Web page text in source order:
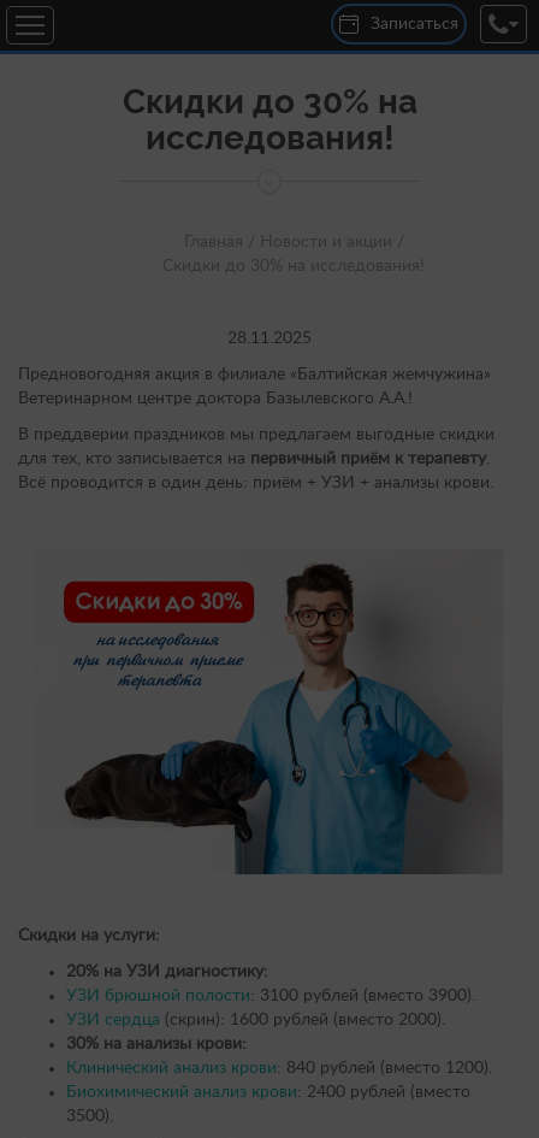
Записаться
Скидки до 30% на
исследования!
Главная /
Новости и акции /
Скидки до 30% на исследования!
28.11.2025
Предновогодняя акция в филиале «Балтийская жемчужина»
Ветеринарном центре доктора Базылевского А.А.!
В преддверии праздников мы предлагаем выгодные скидки
для тех, кто записывается на первичный приём к терапевту.
Всё проводится в один день: приём + УЗИ + анализы крови.
Скидки на услуги:
20% на УЗИ диагностику:
УЗИ брюшной полости: 3100 рублей (вместо 3900).
УЗИ сердца (скрин): 1600 рублей (вместо 2000).
30% на анализы крови:
Клинический анализ крови: 840 рублей (вместо 1200).
Биохимический анализ крови: 2400 рублей (вместо
3500).